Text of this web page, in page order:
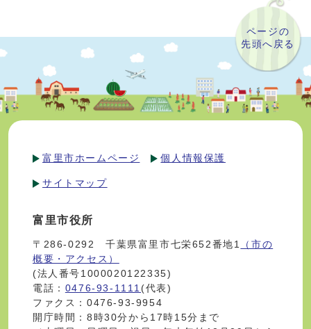
ページの
先頭へ戻る
富里市ホームページ 個人情報保護
サイトマップ
富里市役所
〒286-0292 千葉県富里市七栄652番地1
（市の
概要・アクセス）
(法人番号1000020122335)
電話： 0476-93-1111 (代表)
ファクス：0476-93-9954
開庁時間：8時30分から17時15分まで